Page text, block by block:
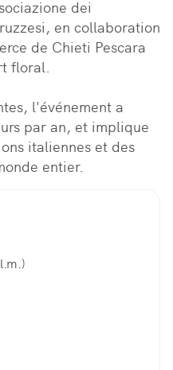
dei
en collaboration
de Chieti Pescara
floral.
l'événement a
par an, et implique
italiennes et des
entier.